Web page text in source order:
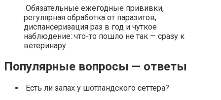
Обязательные ежегодные прививки,
регулярная обработка от паразитов,
диспансеризация раз в год и чуткое
наблюдение: что-то пошло не так — сразу к
ветеринару.
Популярные вопросы — ответы
Есть ли запах у шотландского сеттера?